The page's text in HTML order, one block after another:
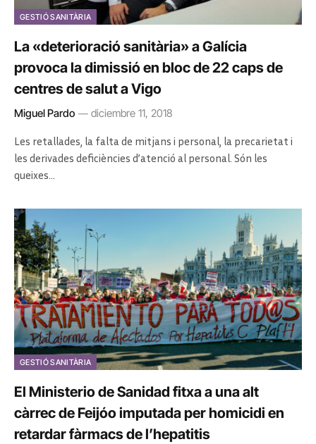
GESTIÓ SANITÀRIA
La «deterioració sanitària» a Galícia
provoca la dimissió en bloc de 22 caps de
centres de salut a Vigo
Miguel Pardo diciembre 11, 2018
Les retallades, la falta de mitjans i personal, la precarietat i
les derivades deficiències d’atenció al personal. Són les
queixes…
GESTIÓ SANITÀRIA
El Ministerio de Sanidad fitxa a una alt
càrrec de Feijóo imputada per homicidi en
retardar fàrmacs de l’hepatitis